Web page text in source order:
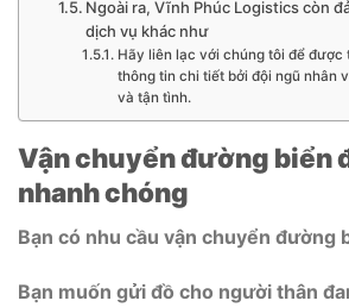
Ngoài ra, Vĩnh Phúc Logistics còn
dịch vụ khác như
Hãy liên lạc với chúng tôi để được
thông tin chi tiết bởi đội ngũ nhân
và tận tình.
Vận chuyển đường biển
nhanh chóng
Bạn có nhu cầu vận chuyển đường
Bạn muốn gửi đồ cho người thân